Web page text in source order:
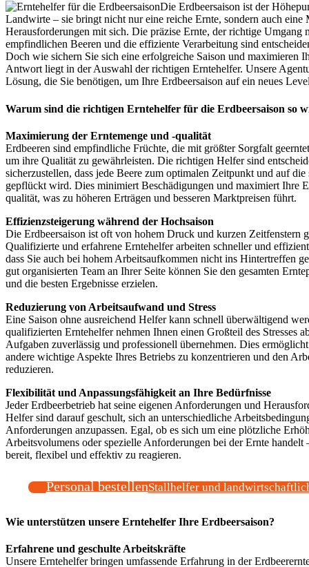
Die Erdbeersaison ist der
Landwirte – sie bringt nicht nur eine reiche Ernte, sondern auch eine
Herausforderungen mit sich. Die präzise Ernte, der richtige Umgang
empfindlichen Beeren und die effiziente Verarbeitung sind
Doch wie sichern Sie sich eine erfolgreiche Saison und maximieren
Antwort liegt in der Auswahl der richtigen Erntehelfer. Unsere
Lösung, die Sie benötigen, um Ihre Erdbeersaison auf ein neues
Warum sind die richtigen Erntehelfer für die Erdbeersaison so
Maximierung der Erntemenge und -qualität
Erdbeeren sind empfindliche Früchte, die mit größter Sorgfalt
um ihre Qualität zu gewährleisten. Die richtigen Helfer sind
sicherzustellen, dass jede Beere zum optimalen Zeitpunkt und auf die
gepflückt wird. Dies minimiert Beschädigungen und maximiert Ihre
qualität, was zu höheren Erträgen und besseren Marktpreisen führt.
Effizienzsteigerung während der Hochsaison
Die Erdbeersaison ist oft von hohem Druck und kurzen Zeitfenstern
Qualifizierte und erfahrene Erntehelfer arbeiten schneller und
dass Sie auch bei hohem Arbeitsaufkommen nicht ins Hintertreffen
gut organisierten Team an Ihrer Seite können Sie den gesamten
und die besten Ergebnisse erzielen.
Reduzierung von Arbeitsaufwand und Stress
Eine Saison ohne ausreichend Helfer kann schnell überwältigend
qualifizierten Erntehelfer nehmen Ihnen einen Großteil des Stresses
Aufgaben zuverlässig und professionell übernehmen. Dies
andere wichtige Aspekte Ihres Betriebs zu konzentrieren und den
reduzieren.
Flexibilität und Anpassungsfähigkeit an Ihre Bedürfnisse
Jeder Erdbeerbetrieb hat seine eigenen Anforderungen und
Helfer sind darauf geschult, sich an unterschiedliche
Anforderungen anzupassen. Egal, ob es sich um eine plötzliche
Arbeitsvolumens oder spezielle Anforderungen bei der Ernte handelt
bereit, flexibel und effektiv zu reagieren.
Personal bestellenStallhelfer und
Wie unterstützen unsere Erntehelfer Ihre Erdbeersaison?
Erfahrene und geschulte Arbeitskräfte
Unsere Erntehelfer bringen umfassende Erfahrung in der